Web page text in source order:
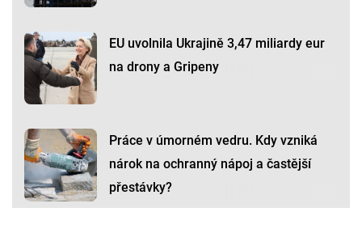
EU uvolnila Ukrajině 3,47 miliardy eur
na drony a Gripeny
Práce v úmorném vedru. Kdy vzniká
nárok na ochranný nápoj a častější
přestávky?